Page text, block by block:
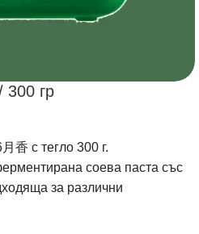
гр
香 с тегло 300 г.
соева паста със
за различни